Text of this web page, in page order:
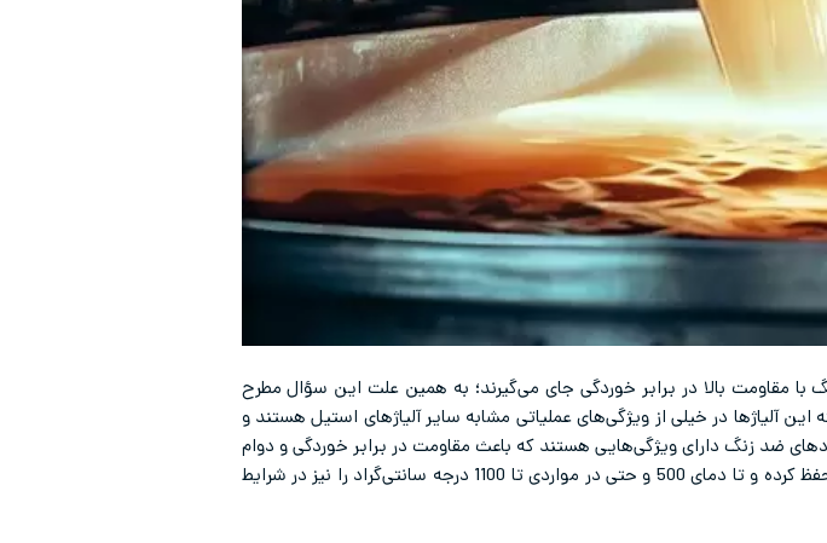
مقاومت بالا در برابر خوردگی جای می‌گیرند؛ به همین علت این سؤال مطرح
آلیاژها در خیلی از ویژگی‌های عملیاتی مشابه سایر آلیاژهای استیل هستند و
ضد زنگ دارای ویژگی‌هایی هستند که باعث مقاومت در برابر خوردگی و دوام
بالای آن‌ها می‌شوند. این گروه از آلیاژها در دما‌های بالا نیز ویژگی‌های خود را حفظ کرده و تا دمای 500 و حتی در مواردی تا 1100 درجه سانتی‌گراد را نیز در شرایط